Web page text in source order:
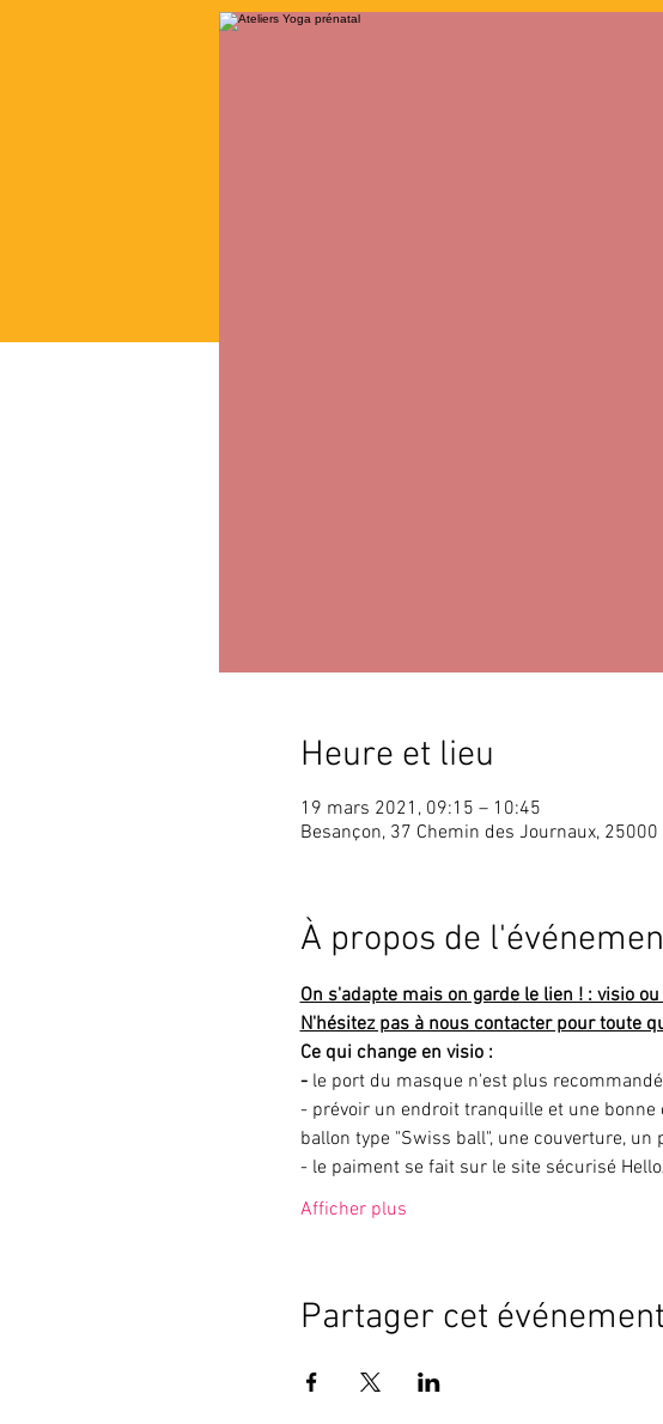
Heure et lieu
19 mars 2021, 09:15 – 10:45
Besançon, 37 Chemin des Journaux,
À propos de
On s'adapte mais on garde le lien ! : visio
N'hésitez pas à nous contacter pour toute
Ce qui change en visio :
- le port du masque n'est plus
- prévoir un endroit tranquille et une
ballon type "Swiss ball", une couverture, un
- le paiment se fait sur le site sécurisé
Afficher plus
Partager cet événement